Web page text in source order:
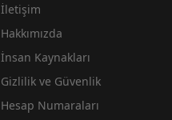
İletişim
Hakkımızda
İnsan Kaynakları
Gizlilik ve Güvenlik
Hesap Numaraları